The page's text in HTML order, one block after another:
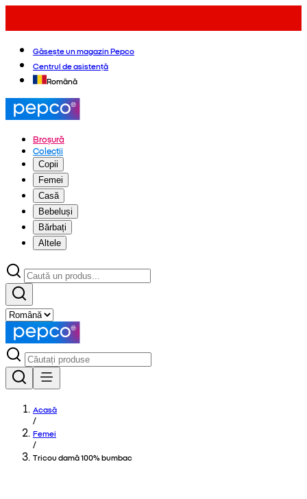
Găsește un magazin Pepco
Centrul de asistență
Română
Broșură
Colecții
Copii
Femei
Casă
Bebeluși
Bărbați
Altele
Acasă
/
Femei
/
Tricou damă 100% bumbac